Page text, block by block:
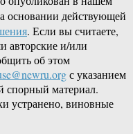
основании действующей
. Если вы считаете,
авторские и/или
об этом
с указанием
спорный материал.
устранено, виновные